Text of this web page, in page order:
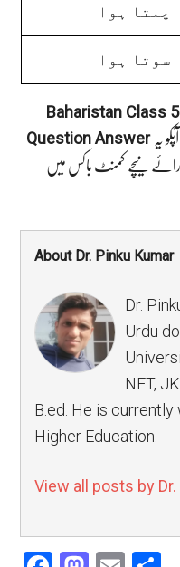
چلتا ہوا
سوتا ہوا
Baharistan Class
Question Answer
یہ
رائے نیچے کمنٹ باکس میں
About Dr. Pinku Kumar
Dr.
Urdu
NET,
B.ed. He is
Higher Education.
View all posts by